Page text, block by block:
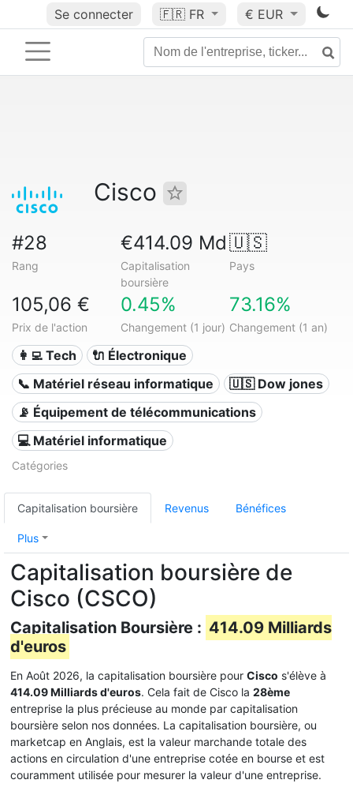
Se connecter 🇫🇷 FR € EUR
Cisco
#28
Rang
€414.09 Md
Capitalisation
boursière
🇺🇸
Pays
105,06 €
Prix de l'action
0.45%
Changement (1 jour)
73.16%
Changement (1 an)
👩‍💻 Tech
🔌 Électronique
📞 Matériel réseau informatique
🇺🇸 Dow jones
📡 Équipement de télécommunications
💻 Matériel informatique
Catégories
Capitalisation boursière Revenus Bénéfices
Plus
Capitalisation boursière de
Cisco (CSCO)
Capitalisation Boursière : 414.09 Milliards
d'euros
En Août 2026, la capitalisation boursière pour Cisco s'élève à
414.09 Milliards d'euros. Cela fait de Cisco la 28ème
entreprise la plus précieuse au monde par capitalisation
boursière selon nos données. La capitalisation boursière, ou
marketcap en Anglais, est la valeur marchande totale des
actions en circulation d'une entreprise cotée en bourse et est
couramment utilisée pour mesurer la valeur d'une entreprise.